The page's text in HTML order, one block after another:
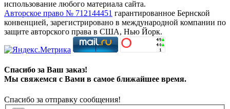
использование любого материала сайта.
Авторское право № 712144451 гарантированное Бернской
конвенцией, зарегистрировано в международной компании по
защите авторского права в США, Нью Йорк.
Спасибо за Ваш заказ!
Мы свяжемся с Вами в самое ближайшее время.
Спасибо за отправку сообщения!